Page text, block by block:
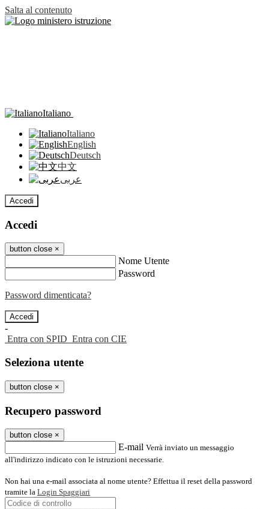
Salta al contenuto
Italiano
Italiano
English
Deutsch
中文
عربى
Accedi
Accedi
button close ×
Nome Utente
Password
Password dimenticata?
-
Entra con SPID Entra con CIE
Seleziona utente
button close ×
Recupero password
button close ×
E-mail Verrà inviato un messaggio
all'indirizzo indicato con le istruzioni necessarie.
Non hai una e-mail associata al nome utente? Effettua il reset della password
tramite la Login Spaggiari